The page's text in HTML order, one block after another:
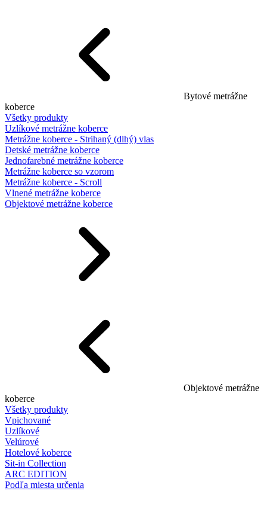
Bytové metrážne
koberce
Všetky produkty
Uzlíkové metrážne koberce
Metrážne koberce - Strihaný (dlhý) vlas
Detské metrážne koberce
Jednofarebné metrážne koberce
Metrážne koberce so vzorom
Metrážne koberce - Scroll
Vlnené metrážne koberce
Objektové metrážne koberce
Objektové metrážne
koberce
Všetky produkty
Vpichované
Uzlíkové
Velúrové
Hotelové koberce
Sit-in Collection
ARC EDITION
Podľa miesta určenia